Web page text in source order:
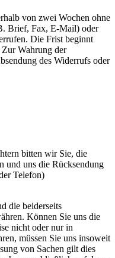
von zwei Wochen ohne
Brief, Fax, E-Mail) oder
Die Frist beginnt
Wahrung der
des Widerrufs oder
bitten wir Sie, die
und uns die Rücksendung
Telefon)
die beiderseits
Können Sie uns die
nicht oder nur in
müssen Sie uns insoweit
von Sachen gilt dies